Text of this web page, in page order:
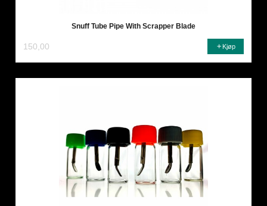
Snuff Tube Pipe With Scrapper Blade
150,00 Kjøp